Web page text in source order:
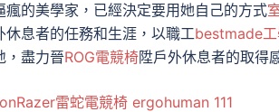
瘋的美學家，已經決定要用她自己的方式
休息者的任務和生涯，以職工bestmade
，盡力晉ROG電競椅陞戶外休息者的取得
Razer雷蛇電競椅 ergohuman 111